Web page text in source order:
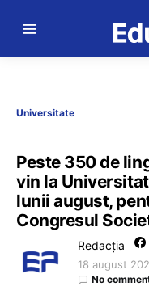
Universitate
Peste 350 de
vin la
lunii august,
Congresul
Redacția
18 august
No